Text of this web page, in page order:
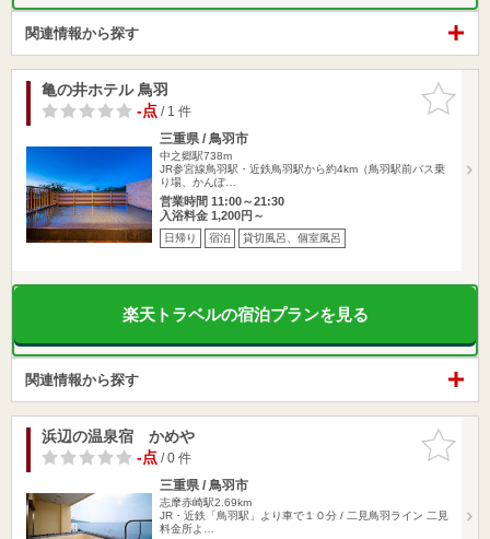
関連情報から探す
お気に入
りに追加
亀の井ホテル 鳥羽
-点/ 1 件
三重県 / 鳥羽市
中之郷駅738m
JR参宮線鳥羽駅・近鉄鳥羽駅から約4km（鳥羽駅前バス乗
り場、かんぽ…
営業時間 11:00～21:30
入浴料金 1,200円～
日帰り 宿泊 貸切風呂、個室風呂
楽天トラベルの宿泊プランを見る
関連情報から探す
お気に入
りに追加
浜辺の温泉宿 かめや
-点/ 0 件
三重県 / 鳥羽市
志摩赤崎駅2.69km
JR・近鉄「鳥羽駅」より車で１０分 / 二見鳥羽ライン 二見
料金所よ…